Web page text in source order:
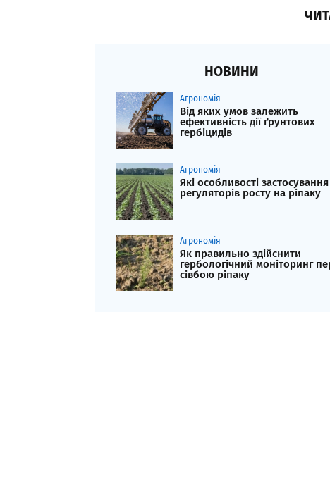
НОВИНИ
Агрономія
Від яких умов залежить
ефективність дії ґрунтових
гербіцидів
Агрономія
Які особливості застосування
регуляторів росту на ріпаку
Агрономія
Як правильно здійснити
гербологічний моніторинг
сівбою ріпаку